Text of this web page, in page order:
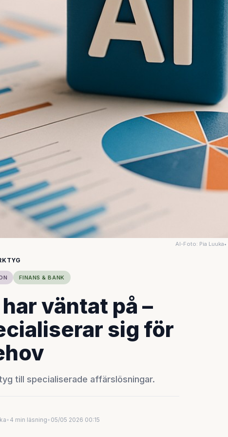
AI-Foto: Pia Luuka•
FINANS & BANK
väntat på –
sig för
till specialiserade affärslösningar.
• 4 min läsning• 05/05 2026 00:15